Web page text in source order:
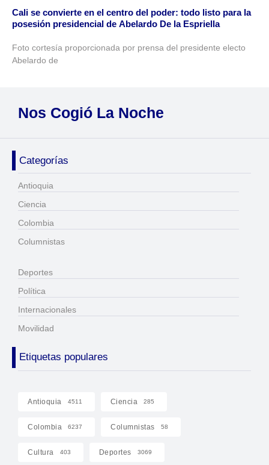
Cali se convierte en el centro del poder: todo listo para la
posesión presidencial de Abelardo De la Espriella
Foto cortesía proporcionada por prensa del presidente electo
Abelardo de
Nos Cogió La Noche
Categorías
Antioquia
Ciencia
Colombia
Columnistas
Deportes
Política
Internacionales
Movilidad
Etiquetas populares
Antioquia 4511 Ciencia 285
Colombia 6237 Columnistas 58
Cultura 403 Deportes 3069